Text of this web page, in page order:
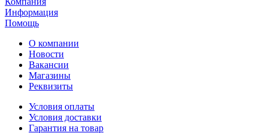
Информация
Помощь
О компании
Новости
Вакансии
Магазины
Реквизиты
Условия оплаты
Условия доставки
Гарантия на товар